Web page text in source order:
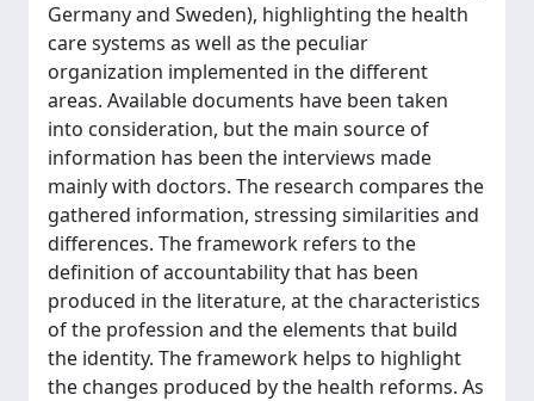
Germany and Sweden), highlighting the health
care systems as well as the peculiar
organization implemented in the different
areas. Available documents have been taken
into consideration, but the main source of
information has been the interviews made
mainly with doctors. The research compares the
gathered information, stressing similarities and
differences. The framework refers to the
definition of accountability that has been
produced in the literature, at the characteristics
of the profession and the elements that build
the identity. The framework helps to highlight
the changes produced by the health reforms. As